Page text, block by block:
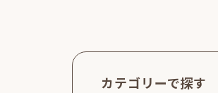
カテゴリーで探す